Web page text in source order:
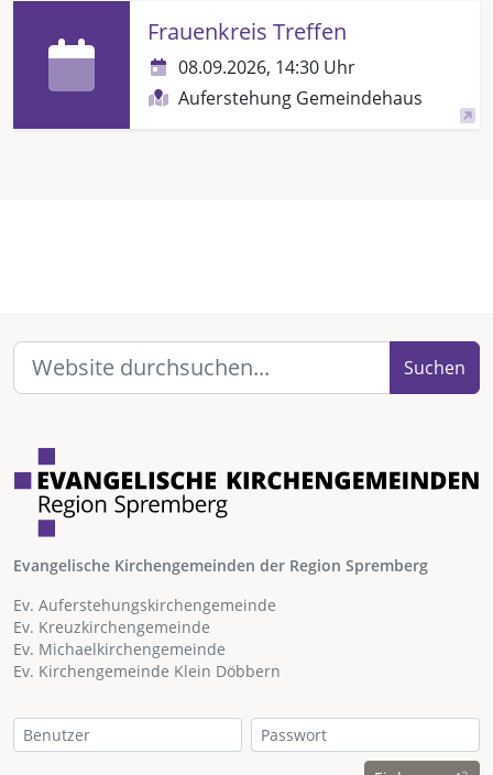
Frauenkreis Treffen
08.09.2026, 14:30 Uhr
Auferstehung Gemeindehaus
Suchen
Evangelische Kirchengemeinden der Region Spremberg
Ev. Auferstehungskirchengemeinde
Ev. Kreuzkirchengemeinde
Ev. Michaelkirchengemeinde
Ev. Kirchengemeinde Klein Döbbern